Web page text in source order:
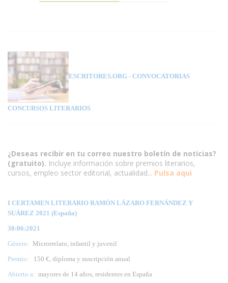
ESCRITORES.ORG - CONVOCATORIAS
CONCURSOS LITERARIOS
¿Deseas recibir en tu correo nuestro boletín de noticias?
(gratuito). Incluye información sobre premios literarios,
cursos, empleo sector editorial, actualidad... Pulsa aqui
I CERTAMEN LITERARIO RAMÓN LÁZARO FERNÁNDEZ Y
SUÁREZ 2021 (España)
30:06:2021
Género: Microrrelato, infantil y juvenil
Premio:
150 €, diploma y suscripción anual
Abierto a: mayores de 14 años, residentes en España